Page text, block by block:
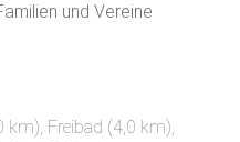
und Vereine
km), Freibad (4,0 km),